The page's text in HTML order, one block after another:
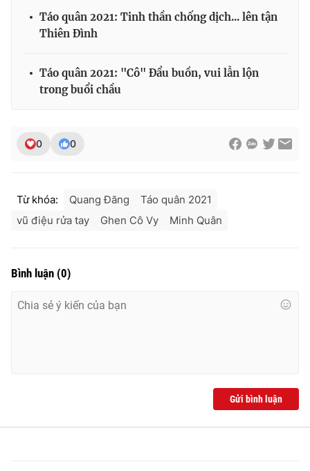
Táo quân 2021: Tinh thần chống dịch... lên tận
Thiên Đình
Táo quân 2021: "Cô" Đẩu buồn, vui lẫn lộn
trong buổi chầu
0 0
Từ khóa: Quang Đăng
Táo quân 2021
vũ điệu rửa tay
Ghen Cô Vy Minh Quân
Bình luận (0)
Gửi bình luận